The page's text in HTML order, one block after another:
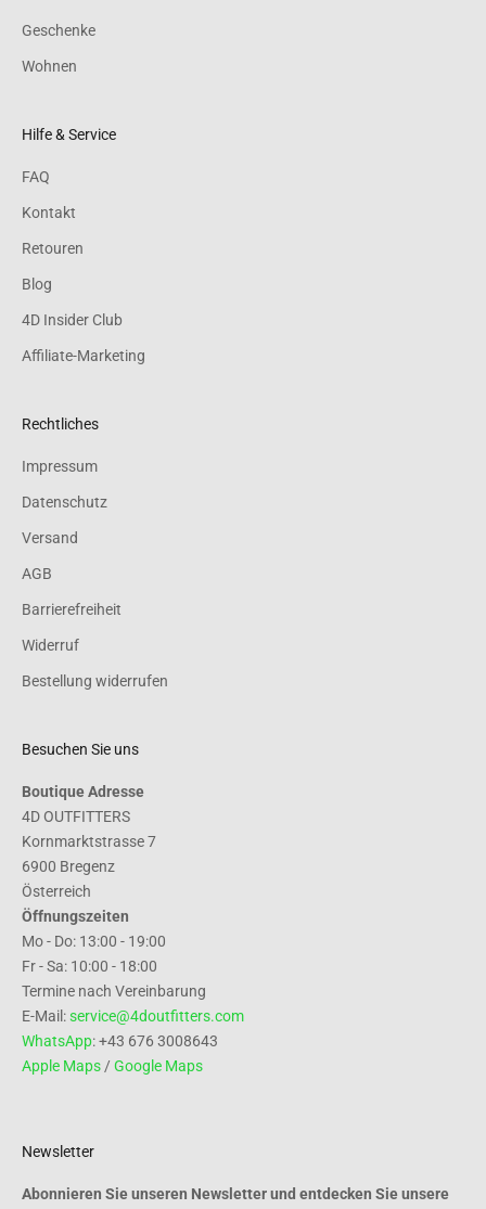
Geschenke
Wohnen
Hilfe & Service
FAQ
Kontakt
Retouren
Blog
4D Insider Club
Affiliate-Marketing
Rechtliches
Impressum
Datenschutz
Versand
AGB
Barrierefreiheit
Widerruf
Bestellung widerrufen
Besuchen Sie uns
Boutique Adresse
4D OUTFITTERS
Kornmarktstrasse 7
6900 Bregenz
Österreich
Öffnungszeiten
Mo - Do: 13:00 - 19:00
Fr - Sa: 10:00 - 18:00
Termine nach Vereinbarung
E-Mail:service@4doutfitters.com
WhatsApp: +43 676 3008643
Apple Maps / Google Maps
Newsletter
Abonnieren Sie unseren Newsletter und entdecken Sie unsere